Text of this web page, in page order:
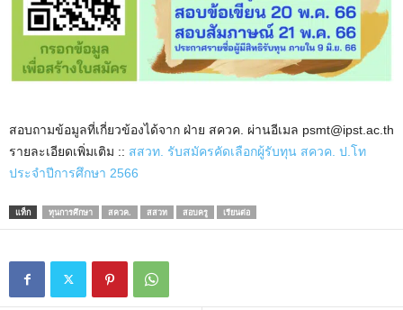
สอบถามข้อมูลที่เกี่ยวข้องได้จาก ฝ่าย สควค. ผ่านอีเมล psmt@ipst.ac.th
รายละเอียดเพิ่มเติม :: สสวท. รับสมัครคัดเลือกผู้รับทุน สควค. ป.โท
ประจำปีการศึกษา 2566
แท็ก ทุนการศึกษา สควค. สสวท สอบครู เรียนต่อ